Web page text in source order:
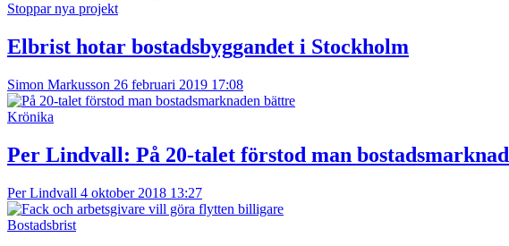
Stoppar nya projekt
Elbrist hotar bostadsbyggandet i Stockholm
Simon Markusson 26 februari 2019 17:08
Krönika
Per Lindvall: På 20-talet förstod man
Per Lindvall 4 oktober 2018 13:27
Bostadsbrist